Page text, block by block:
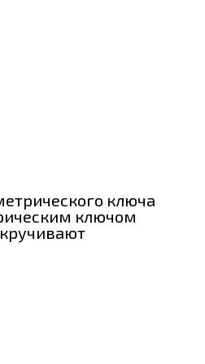
ключа
ключом